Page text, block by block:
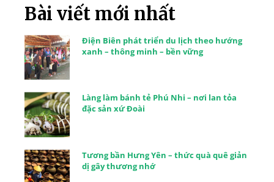
Bài viết mới nhất
Điện Biên phát triển du lịch theo hướng
xanh – thông minh – bền vững
Làng làm bánh tẻ Phú Nhi – nơi lan tỏa
đặc sản xứ Đoài
Tương bần Hưng Yên – thức quà quê giản
dị gây thương nhớ